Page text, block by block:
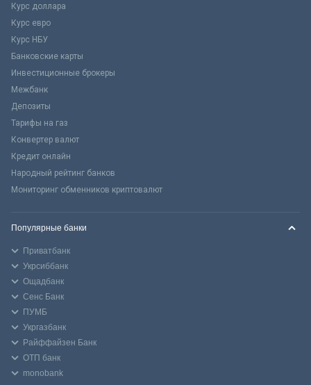
Курс доллара
Курс евро
Курс НБУ
Банковские карты
Инвестиционные брокеры
Межбанк
Депозиты
Тарифы на газ
Конвертер валют
Кредит онлайн
Народный рейтинг банков
Мониторинг обменников криптовалют
Популярные банки
Приватбанк
Укрсиббанк
Ощадбанк
Сенс Банк
ПУМБ
Укргазбанк
Райффайзен Банк
ОТП банк
monobank